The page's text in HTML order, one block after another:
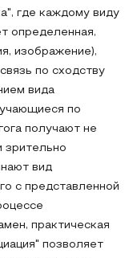
где каждому виду
определенная,
изображение),
по сходству
вида
по
получают не
зрительно
вид
с представленной
практическая
позволяет